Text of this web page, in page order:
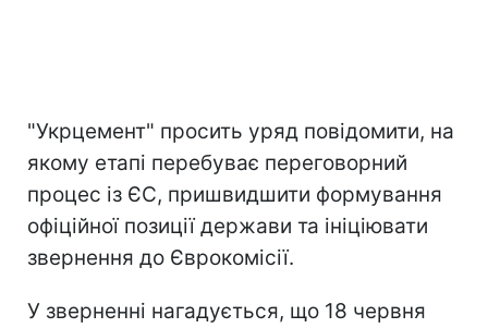
"Укрцемент" просить уряд повідомити, на
якому етапі перебуває переговорний
процес із ЄС, пришвидшити формування
офіційної позиції держави та ініціювати
звернення до Єврокомісії.
У зверненні нагадується, що 18 червня